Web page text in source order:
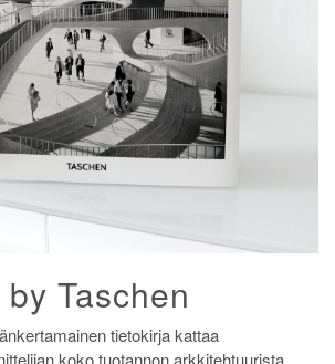
Taschen
tietokirja kattaa
koko tuotannon arkkitehtuurista